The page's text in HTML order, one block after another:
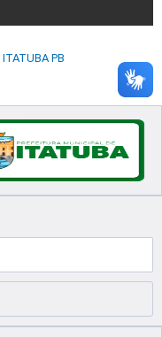
PB